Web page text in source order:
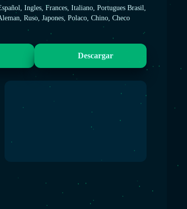
Ingles, Frances, Italiano, Portugues Brasil,
Ruso, Japones, Polaco, Chino, Checo
Descargar